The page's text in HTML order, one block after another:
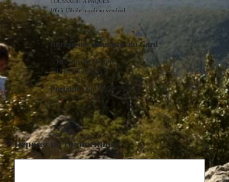
10h à 13h du mardi au vendredi
Bureau des moniteurs du Gard
3 Rue du Presbytère
30210 COLLIAS
Portable :06 29 77 25 15
Déposez un commentaire